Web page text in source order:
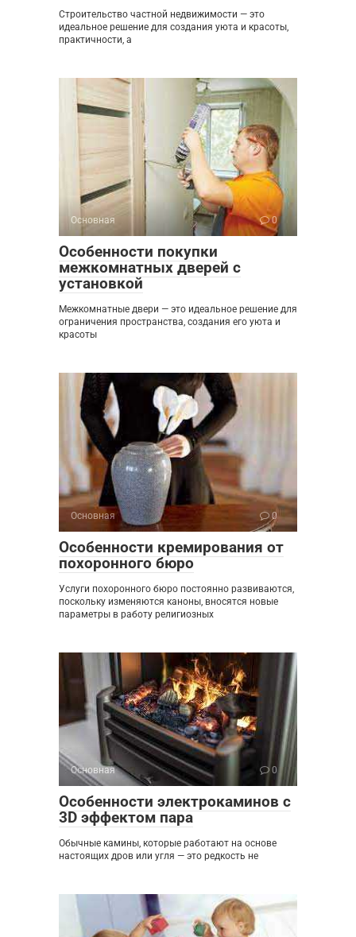
Строительство частной недвижимости — это
идеальное решение для создания уюта и красоты,
практичности, а
Основная 0
Особенности покупки
межкомнатных дверей с
установкой
Межкомнатные двери — это идеальное решение для
ограничения пространства, создания его уюта и
красоты
Основная 0
Особенности кремирования от
похоронного бюро
Услуги похоронного бюро постоянно развиваются,
поскольку изменяются каноны, вносятся новые
параметры в работу религиозных
Основная 0
Особенности электрокаминов с
3D эффектом пара
Обычные камины, которые работают на основе
настоящих дров или угля — это редкость не